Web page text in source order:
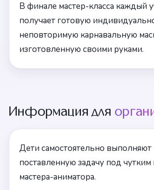
В финале мастер-класса каждый
получает готовую
неповторимую карнавальную
изготовленную своими руками.
Информация для
Дети самостоятельно выполняют
поставленную задачу под
мастера-аниматора.